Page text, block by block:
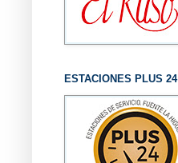
ESTACIONES PLUS 24